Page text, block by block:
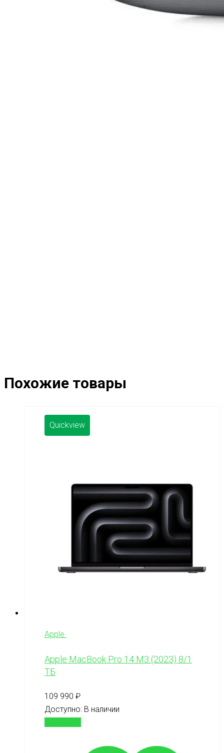
Похожие товары
Quickview
Apple
Apple MacBook Pro 14 M3 (2023) 8/1
ТБ
109 990 ₽
Доступно: В наличии